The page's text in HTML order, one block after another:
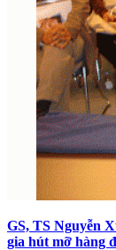
GS, TS Nguyễn
gia hút mỡ hàng